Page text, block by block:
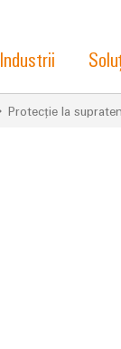
Industrii
Protecție la